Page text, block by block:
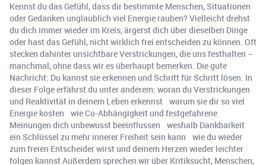
Kennst du das Gefühl, dass dir bestimmte Menschen, Situationen
oder Gedanken unglaublich viel Energie rauben? Vielleicht drehst
du dich immer wieder im Kreis, ärgerst dich über dieselben Dinge
oder hast das Gefühl, nicht wirklich frei entscheiden zu können. Oft
stecken dahinter unsichtbare Verstrickungen, die uns festhalten –
manchmal, ohne dass wir es überhaupt bemerken. Die gute
Nachricht: Du kannst sie erkennen und Schritt für Schritt lösen. In
dieser Folge erfährst du unter anderem: woran du Verstrickungen
und Reaktivität in deinem Leben erkennst warum sie dir so viel
Energie kosten wie Co-Abhängigkeit und festgefahrene
Meinungen dich unbewusst beeinflussen weshalb Dankbarkeit
ein Schlüssel zu mehr innerer Freiheit sein kann wie du wieder
zum freien Entscheider wirst und deinem Herzen wieder leichter
folgen kannst Außerdem sprechen wir über Kritiksucht, Menschen,